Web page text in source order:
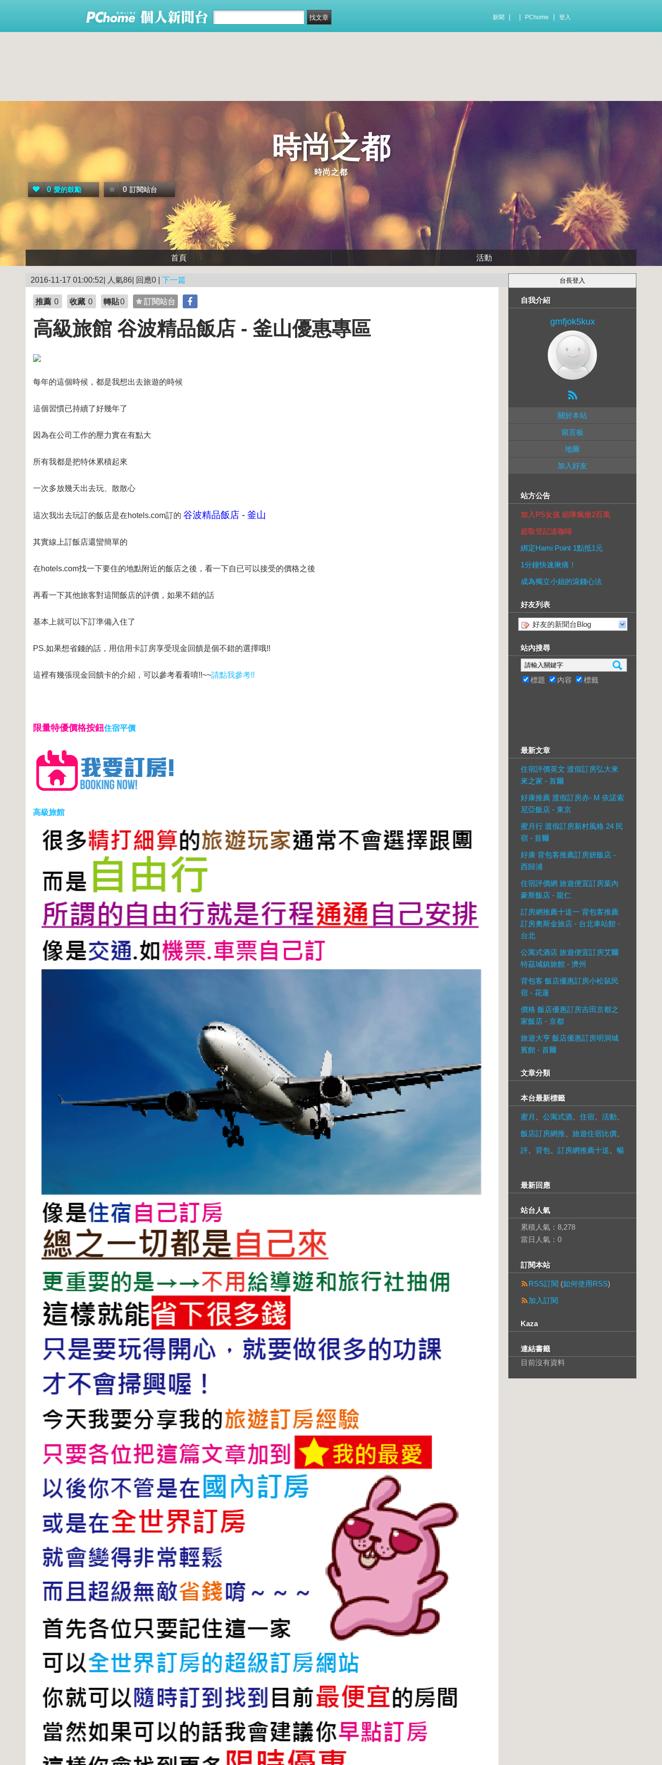
新聞 PChome 登入
時尚之都
時尚之都
0 愛的鼓勵 0 訂閱站台
首頁 活動
2016-11-17 01:00:52| 人氣86| 回應0 | 下一篇
推薦 0 收藏 0 轉貼0 訂閱站台
高級旅館 谷波精品飯店 - 釜山優惠專區
每年的這個時候，都是我想出去旅遊的時候
這個習慣已持續了好幾年了
因為在公司工作的壓力實在有點大
所有我都是把特休累積起來
一次多放幾天出去玩、散散心
這次我出去玩訂的飯店是在hotels.com訂的 谷波精品飯店 - 釜山
其實線上訂飯店還蠻簡單的
在hotels.com找一下要住的地點附近的飯店之後，看一下自已可以接受的價格之後
再看一下其他旅客對這間飯店的評價，如果不錯的話
基本上就可以下訂準備入住了
PS.如果想省錢的話，用信用卡訂房享受現金回饋是個不錯的選擇哦!!
這裡有幾張現金回饋卡的介紹，可以參考看看唷!!~~請點我參考!!
限量特優價格按鈕住宿平價
高級旅館
自我介紹
gmfjok5kux
關於本站
留言板
地圖
加入好友
站方公告
加入PS女孩 組隊瘋搶2百萬
超取登記送咖啡
綁定Hami Point 1點抵1元
1分鐘快速揪痛！
成為獨立小姐的滾錢心法
好友列表
好友的新聞台Blog
站內搜尋
標題 內容 標籤
最新文章
住宿評價英文 渡假訂房弘大來
來之家 - 首爾
好康推薦 渡假訂房赤- M 依諾索
尼亞飯店 - 東京
蜜月行 渡假訂房新村風格 24 民
宿 - 首爾
好康 背包客推薦訂房妍飯店 -
西歸浦
住宿評價網 旅遊便宜訂房葉內
豪斯飯店 - 龍仁
訂房網推薦十送一 背包客推薦
訂房奧斯金旅店 - 台北車站館 -
台北
公寓式酒店 旅遊便宜訂房艾爾
特茲城鎮旅館 - 濟州
背包客 飯店優惠訂房小松鼠民
宿 - 花蓮
價格 飯店優惠訂房吉田京都之
家飯店 - 京都
旅遊大亨 飯店優惠訂房明洞城
賓館 - 首爾
文章分類
本台最新標籤
蜜月 公寓式酒 住宿 活動
飯店訂房網推
旅遊住宿比價
評
背包 訂房網推薦十送 暢
最新回應
站台人氣
累積人氣： 8,278
當日人氣： 0
訂閱本站
RSS訂閱 (如何使用RSS)
加入訂閱
Kaza
連結書籤
目前沒有資料